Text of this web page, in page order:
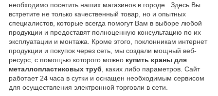
необходимо посетить наших магазинов в городе . Здесь Вы
встретите не только качественный товар, но и опытных
специалистов, которые всегда помогут Вам в выборе любой
продукции и предоставят полноценную консультацию по их
эксплуатации и монтажа. Кроме этого, поклонникам интернет
продукции и покупок через сеть, мы создали мощный веб-
ресурс, с помощью которого можно купить краны для
металлопластиковых труб , каких либо параметров. Сайт
работает 24 часа в сутки и оснащен необходимым сервисом
для осуществления электронной торговли в сети.